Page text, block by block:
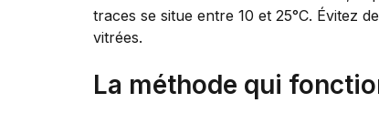
traces se situe entre 10 et 25°C. Évitez
vitrées.
La méthode qui